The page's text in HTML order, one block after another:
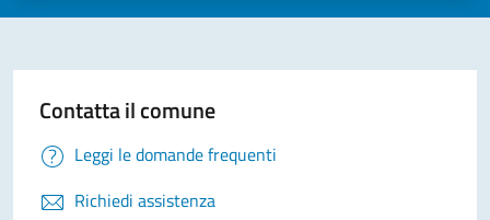
Contatta il comune
Leggi le domande frequenti
Richiedi assistenza